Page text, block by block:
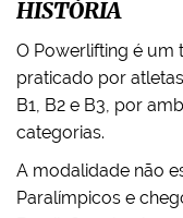
HISTÓRIA
O Powerlifting é um
praticado por
B1, B2 e B3, por
categorias.
A modalidade não
Paralímpicos e